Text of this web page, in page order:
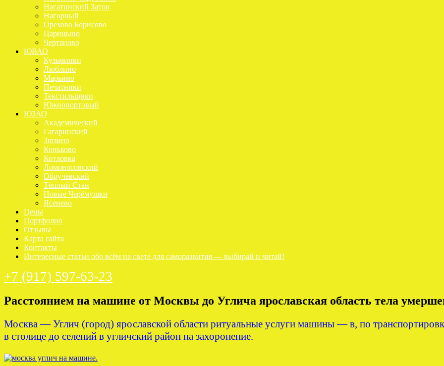
Нагатинский Затон
Нагорный
Орехово Борисово
Царицыно
Чертаново
ЮВАО
Кузьминки
Люблино
Марьино
Печатники
Текстильщики
Южнопортовый
ЮЗАО
Академический
Гагаринский
Зюзино
Коньково
Котловка
Ломоносовский
Обручевский
Тёплый Стан
Новые Черёмушки
Ясенево
Цены
Портфолио
Отзывы
Карта сайта
Контакты
Интересные статьи обо всём на свете для саморазвития — выбирай и читай!
+7 (917) 597-63-23
Расстоянием на машине от Москвы до Углича ярославская область тела
Москва — Углич (город) ярославской области ритуальные услуги машины — в, по
в столице до селений в угличский район на захоронение.